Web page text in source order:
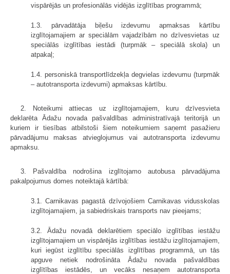
vispārējās un profesionālās vidējās izglītības programmā;
1.3. pārvadātāja biļešu izdevumu apmaksas kārtību
izglītojamajiem ar speciālām vajadzībām no dzīvesvietas uz
speciālās izglītības iestādi (turpmāk – speciālā skola) un
atpakaļ;
1.4. personiskā transportlīdzekļa degvielas izdevumu (turpmāk
– autotransporta izdevumi) apmaksas kārtību.
2. Noteikumi attiecas uz izglītojamajiem, kuru dzīvesvieta
deklarēta Ādažu novada pašvaldības administratīvajā teritorijā un
kuriem ir tiesības atbilstoši šiem noteikumiem saņemt pasažieru
pārvadājumu maksas atvieglojumus vai autotransporta izdevumu
apmaksu.
3. Pašvaldība nodrošina izglītojamo autobusa pārvadājuma
pakalpojumus domes noteiktajā kārtībā:
3.1. Carnikavas pagastā dzīvojošiem Carnikavas vidusskolas
izglītojamajiem, ja sabiedriskais transports nav pieejams;
3.2. Ādažu novadā deklarētiem speciālo izglītības iestāžu
izglītojamajiem un vispārējās izglītības iestāžu izglītojamajiem,
kuri iegūst izglītību speciālās izglītības programmā, un tās
apguve netiek nodrošināta Ādažu novada pašvaldības
izglītības iestādēs, un vecāks nesaņem autotransporta